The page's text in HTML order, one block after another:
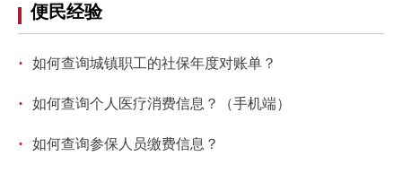
便民经验
· 如何查询城镇职工的社保年度对账单？
· 如何查询个人医疗消费信息？（手机端）
· 如何查询参保人员缴费信息？